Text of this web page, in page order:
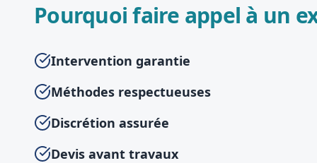
Pourquoi faire appel à un
Intervention garantie
Méthodes respectueuses
Discrétion assurée
Devis avant travaux